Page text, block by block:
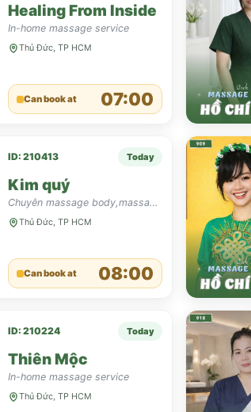
Healing From Inside
In-home massage service
Thủ Đức, TP HCM
Can book at 07:00
ID: 210413 Today
Kim quý
Chuyên massage body,massage chân,massage cổ vai gáy,Aroma,dầu và không dầu,tẩy tế bào da
Thủ Đức, TP HCM
Can book at 08:00
ID: 210224 Today
Thiên Mộc
In-home massage service
Thủ Đức, TP HCM